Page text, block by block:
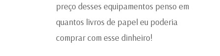
preço desses equipamentos penso em
quantos livros de papel eu poderia
comprar com esse dinheiro!